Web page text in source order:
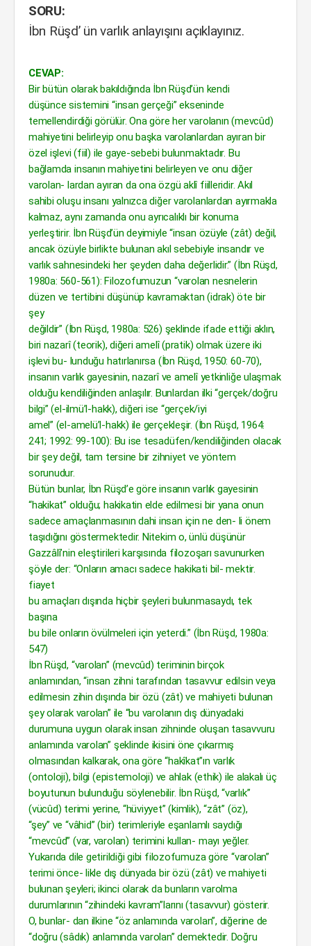
SORU:
İbn Rüşd’ ün varlık anlayışını açıklayınız.
CEVAP:
Bir bütün olarak bakıldığında İbn Rüşd’ün kendi
düşünce sistemini “insan gerçeği” ekseninde
temellendirdiği görülür. Ona göre her varolanın (mevcûd)
mahiyetini belirleyip onu başka varolanlardan ayıran bir
özel işlevi (fiil) ile gaye-sebebi bulunmaktadır. Bu
bağlamda insanın mahiyetini belirleyen ve onu diğer
varolan- lardan ayıran da ona özgü aklî fiilleridir. Akıl
sahibi oluşu insanı yalnızca diğer varolanlardan ayırmakla
kalmaz, aynı zamanda onu ayrıcalıklı bir konuma
yerleştirir. İbn Rüşd’ün deyimiyle “insan özüyle (zât) değil,
ancak özüyle birlikte bulunan akıl sebebiyle insandır ve
varlık sahnesindeki her şeyden daha değerlidir.” (İbn Rüşd,
1980a: 560-561): Filozofumuzun “varolan nesnelerin
düzen ve tertibini düşünüp kavramaktan (idrak) öte bir
şey
değildir” (İbn Rüşd, 1980a: 526) şeklinde ifade ettiği aklın,
biri nazarî (teorik), diğeri amelî (pratik) olmak üzere iki
işlevi bu- lunduğu hatırlanırsa (İbn Rüşd, 1950: 60-70),
insanın varlık gayesinin, nazarî ve amelî yetkinliğe ulaşmak
olduğu kendiliğinden anlaşılır. Bunlardan ilki “gerçek/doğru
bilgi” (el-ilmü’l-hakk), diğeri ise “gerçek/iyi
amel” (el-amelü’l-hakk) ile gerçekleşir. (İbn Rüşd, 1964:
241; 1992: 99-100): Bu ise tesadüfen/kendiliğinden olacak
bir şey değil, tam tersine bir zihniyet ve yöntem
sorunudur.
Bütün bunlar, İbn Rüşd’e göre insanın varlık gayesinin
“hakikat” olduğu; hakikatin elde edilmesi bir yana onun
sadece amaçlanmasının dahi insan için ne den- li önem
taşıdığını göstermektedir. Nitekim o, ünlü düşünür
Gazzâlî’nin eleştirileri karşısında filozoşarı savunurken
şöyle der: “Onların amacı sadece hakikati bil- mektir.
fiayet
bu amaçları dışında hiçbir şeyleri bulunmasaydı, tek
başına
bu bile onların övülmeleri için yeterdi.” (İbn Rüşd, 1980a:
547)
İbn Rüşd, “varolan” (mevcûd) teriminin birçok
anlamından, “insan zihni tarafından tasavvur edilsin veya
edilmesin zihin dışında bir özü (zât) ve mahiyeti bulunan
şey olarak varolan” ile “bu varolanın dış dünyadaki
durumuna uygun olarak insan zihninde oluşan tasavvuru
anlamında varolan” şeklinde ikisini öne çıkarmış
olmasından kalkarak, ona göre “hakîkat”ın varlık
(ontoloji), bilgi (epistemoloji) ve ahlak (ethik) ile alakalı üç
boyutunun bulunduğu söylenebilir. İbn Rüşd, “varlık”
(vücûd) terimi yerine, “hüviyyet” (kimlik), “zât” (öz),
“şey” ve “vâhid” (bir) terimleriyle eşanlamlı saydığı
“mevcûd” (var, varolan) terimini kullan- mayı yeğler.
Yukarıda dile getirildiği gibi filozofumuza göre “varolan”
terimi önce- likle dış dünyada bir özü (zât) ve mahiyeti
bulunan şeyleri; ikinci olarak da bunların varolma
durumlarının “zihindeki kavram”larını (tasavvur) gösterir.
O, bunlar- dan ilkine “öz anlamında varolan”, diğerine de
“doğru (sâdık) anlamında varolan” demektedir. Doğru